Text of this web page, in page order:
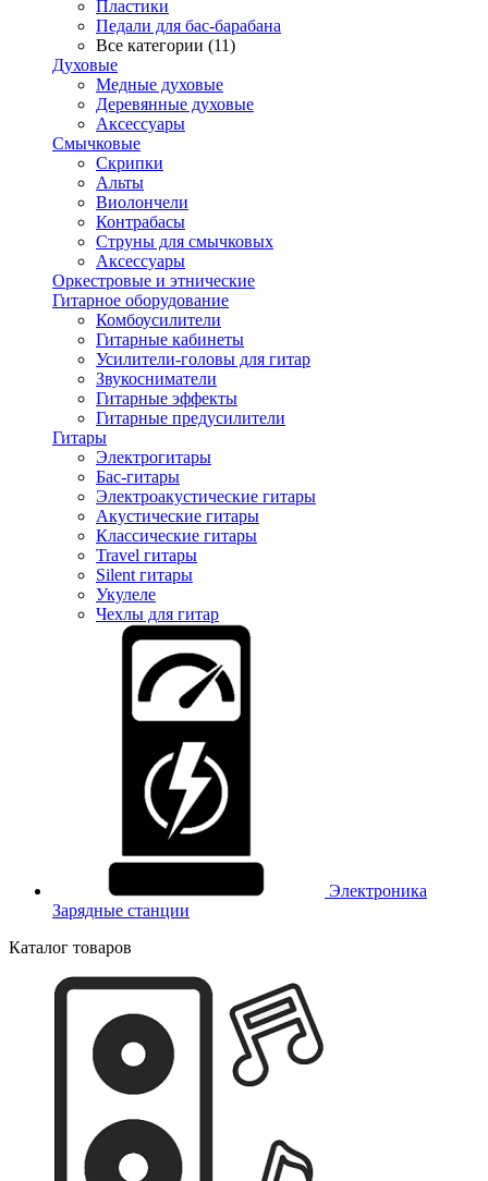
Пластики
Педали для бас-барабана
Все категории (11)
Духовые
Медные духовые
Деревянные духовые
Аксессуары
Смычковые
Скрипки
Альты
Виолончели
Контрабасы
Струны для смычковых
Аксеcсуары
Оркестровые и этнические
Гитарное оборудование
Комбоусилители
Гитарные кабинеты
Усилители-головы для гитар
Звукосниматели
Гитарные эффекты
Гитарные предусилители
Гитары
Электрогитары
Бас-гитары
Электроакустические гитары
Акустические гитары
Классические гитары
Travel гитары
Silent гитары
Укулеле
Чехлы для гитар
Электроника
Зарядные станции
Каталог товаров